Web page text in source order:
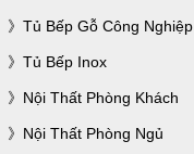
Tủ Bếp Gỗ Công Nghiệp
Tủ Bếp Inox
Nội Thất Phòng Khách
Nội Thất Phòng Ngủ